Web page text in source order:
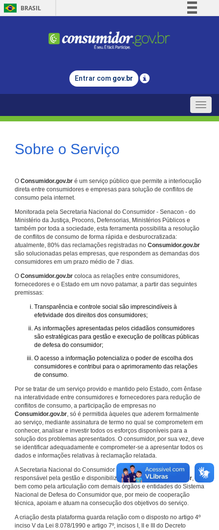
BRASIL
Comunica BR
Legislação
Entrar com gov.br
Toggle
Sobre o Serviço
O Consumidor.gov.br é um serviço público que permite a interlocução
direta entre consumidores e empresas para solução de conflitos de
consumo pela internet.
Monitorada pela Secretaria Nacional do Consumidor - Senacon - do
Ministério da Justiça, Procons, Defensorias, Ministérios Públicos e
também por toda a sociedade, esta ferramenta possibilita a resolução
de conflitos de consumo de forma rápida e desburocratizada:
atualmente, 80% das reclamações registradas no Consumidor.gov.br
são solucionadas pelas empresas, que respondem as demandas dos
consumidores em um prazo médio de 7 dias.
O Consumidor.gov.br coloca as relações entre consumidores,
fornecedores e o Estado em um novo patamar, a partir das seguintes
premissas:
Transparência e controle social são imprescindíveis à
efetividade dos direitos dos consumidores;
As informações apresentadas pelos cidadãos consumidores
são estratégicas para gestão e execução de políticas públicas
de defesa do consumidor;
O acesso a informação potencializa o poder de escolha dos
consumidores e contribui para o aprimoramento das relações
de consumo.
Por se tratar de um serviço provido e mantido pelo Estado, com ênfase
na interatividade entre consumidores e fornecedores para redução de
conflitos de consumo, a participação de empresas no
Consumidor.gov.br, só é permitida àqueles que aderem formalmente
ao serviço, mediante assinatura de termo no qual se comprometem em
conhecer, analisar e investir todos os esforços disponíveis para a
solução dos problemas apresentados. O consumidor, por sua vez, deve
se identificar adequadamente e comprometer-se a apresentar todos os
dados e informações relativas à reclamação relatada.
A Secretaria Nacional do Consumidor do Ministério da Justiça é a
responsável pela gestão e disponibilização doConsumidor.gov.br,
bem como pela articulação com demais órgãos e entidades do Sistema
Nacional de Defesa do Consumidor que, por meio de cooperação
técnica, apoiam e atuam na consecução dos objetivos do serviço.
A criação desta plataforma guarda relação com o disposto no artigo 4º
inciso V da Lei 8.078/1990 e artigo 7º, incisos I, II e III do Decreto